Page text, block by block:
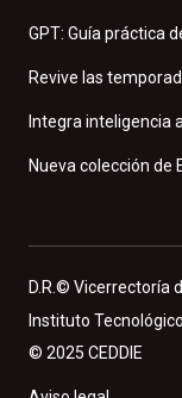
GPT: Guía práctica
Revive las
Integra inteligencia
Nueva colección de
D.R.© Vicerrectoría
Instituto
© 2025 CEDDIE